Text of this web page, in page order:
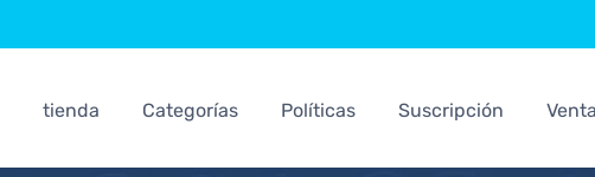
tienda Categorías Políticas Suscripción